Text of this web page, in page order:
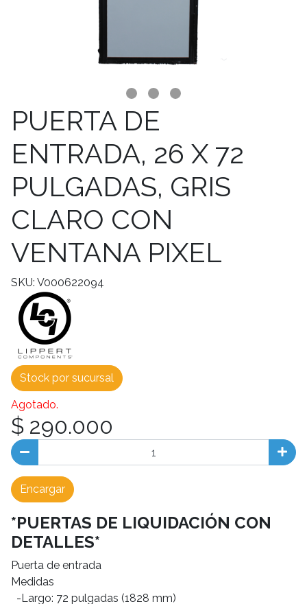
PUERTA DE
ENTRADA, 26 X 72
PULGADAS, GRIS
CLARO CON
VENTANA PIXEL
SKU: V000622094
Stock por sucursal
Agotado.
$ 290.000
Encargar
*PUERTAS DE LIQUIDACIÓN CON
DETALLES*
Puerta de entrada
Medidas
-Largo: 72 pulgadas (1828 mm)